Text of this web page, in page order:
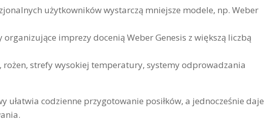
użytkowników wystarczą mniejsze modele, np. Weber
imprezy docenią Weber Genesis z większą liczbą
strefy wysokiej temperatury, systemy odprowadzania
codzienne przygotowanie posiłków, a jednocześnie daje